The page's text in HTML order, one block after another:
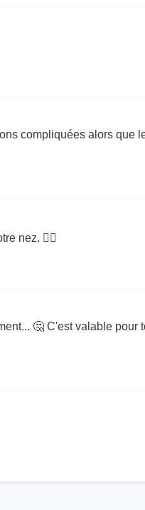
compliquées alors que
nez. 🤷‍♂️
🤔 C'est valable pour